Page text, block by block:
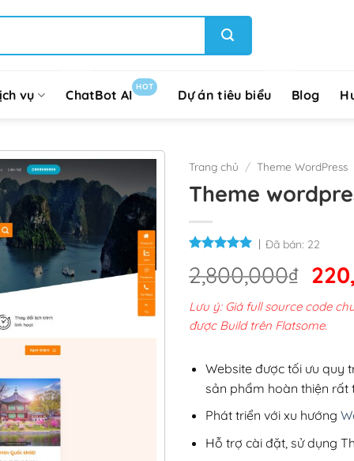
vụ ChatBot AI
HOT
Dự án tiêu biểu Blog
Trang chủ / Theme WordPress
Theme
Đã bán: 22
2,800,000₫ Giá
gốc
là:
Lưu ý: Giá full source code
được Build trên Flatsome.
Website được tối ưu quy
sản phẩm hoàn thiện rất
Phát triển với xu hướng
Hỗ trợ cài đặt, sử dụng